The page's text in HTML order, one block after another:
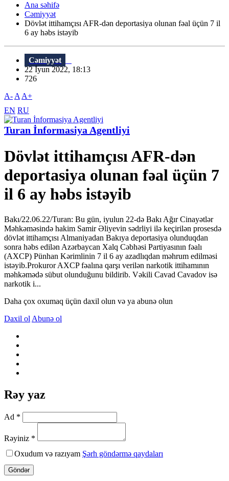
Ana səhifə
Cəmiyyət
Dövlət ittihamçısı AFR-dən deportasiya olunan fəal üçün 7 il
6 ay həbs istəyib
Cəmiyyət
22 İyun 2022, 18:13
726
A- A A+
EN RU
Turan İnformasiya Agentliyi
Dövlət ittihamçısı AFR-dən
deportasiya olunan fəal üçün 7
il 6 ay həbs istəyib
Bakı/22.06.22/Turan: Bu gün, iyulun 22-də Bakı Ağır Cinayətlər
Məhkəməsində hakim Samir Əliyevin sədrliyi ilə keçirilən prosesdə
dövlət ittihamçısı Almaniyadan Bakıya deportasiya olunduqdan
sonra həbs edilən Azərbaycan Xalq Cəbhəsi Partiyasının fəalı
(AXCP) Pünhan Kərimlinin 7 il 6 ay azadlıqdan məhrum edilməsi
istəyib.Prokuror AXCP fəalına qarşı verilən narkotik ittihamının
məhkəmədə sübut olunduğunu bildirib. Vəkili Cavad Cavadov isə
narkotik i...
Daha çox oxumaq üçün daxil olun və ya abunə olun
Daxil ol Abunə ol
Rəy yaz
Ad *
Rəyiniz *
Oxudum və razıyam Şərh göndərmə qaydaları
Göndər